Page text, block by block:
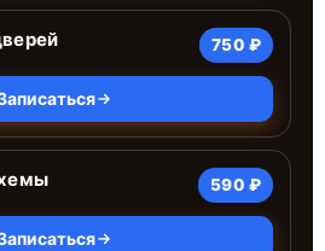
750 ₽
590 ₽